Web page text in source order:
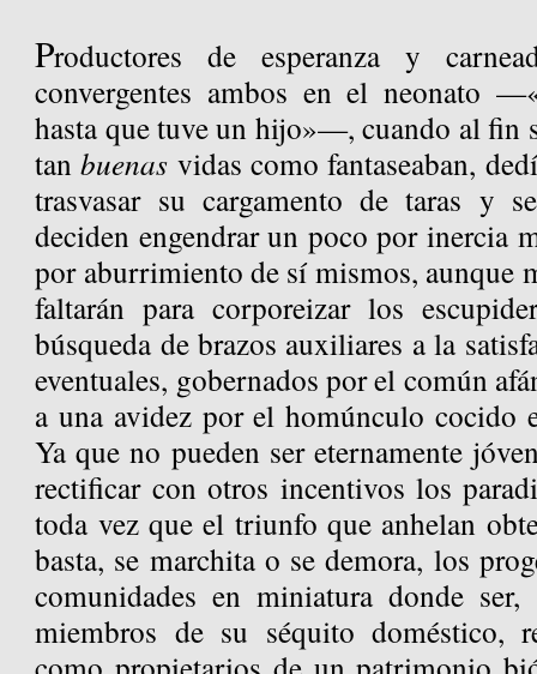
Productores de esperanza y
convergentes ambos en el neonato
hasta que tuve un hijo»—, cuando al fin
tanbuenas vidas como fantaseaban,
trasvasar su cargamento de taras y
deciden engendrar un poco por inercia
por aburrimiento de sí mismos, aunque
faltarán para corporeizar los
búsqueda de brazos auxiliares a la
eventuales, gobernados por el común
a una avidez por el homúnculo cocido
Ya que no pueden ser eternamente
rectificar con otros incentivos los
toda vez que el triunfo que anhelan
basta, se marchita o se demora, los
comunidades en miniatura donde
miembros de su séquito doméstico,